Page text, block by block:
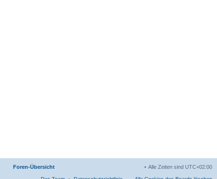
Foren-Übersicht Alle Zeiten sind UTC+02:00